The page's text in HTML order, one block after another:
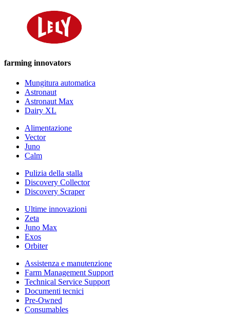
farming innovators
Mungitura automatica
Astronaut
Astronaut Max
Dairy XL
Alimentazione
Vector
Juno
Calm
Pulizia della stalla
Discovery Collector
Discovery Scraper
Ultime innovazioni
Zeta
Juno Max
Exos
Orbiter
Assistenza e manutenzione
Farm Management Support
Technical Service Support
Documenti tecnici
Pre-Owned
Consumables